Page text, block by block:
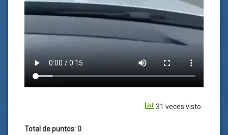
31 veces visto
Total de puntos: 0